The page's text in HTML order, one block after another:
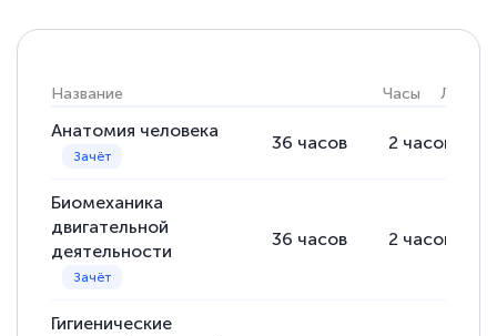
Название Часы Лекции
Анатомия человека
36 часов 2 часов
Биомеханика
двигательной
деятельности
36 часов 2 часов
Гигиенические